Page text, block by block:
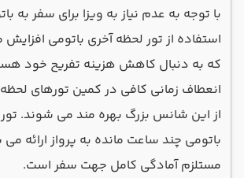
با توجه به عدم نیاز به ویزا برای سفر به
استفاده از تور لحظه آخری باتومی افزایش
که به دنبال کاهش هزینه تفریح خود
انعطاف زمانی کافی در کمین تورهای
از این شانس بزرگ بهره مند می شوند.
باتومی چند ساعت مانده به پرواز ارائه
مستلزم آمادگی کامل جهت سفر است.